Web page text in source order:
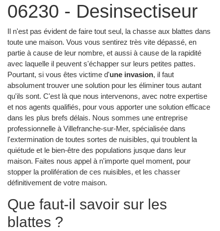
06230 - Desinsectiseur
Il n'est pas évident de faire tout seul, la chasse aux blattes dans
toute une maison. Vous vous sentirez très vite dépassé, en
partie à cause de leur nombre, et aussi à cause de la rapidité
avec laquelle il peuvent s'échapper sur leurs petites pattes.
Pourtant, si vous êtes victime d'une invasion, il faut
absolument trouver une solution pour les éliminer tous autant
qu'ils sont. C'est là que nous intervenons, avec notre expertise
et nos agents qualifiés, pour vous apporter une solution efficace
dans les plus brefs délais. Nous sommes une entreprise
professionnelle à Villefranche-sur-Mer, spécialisée dans
l'extermination de toutes sortes de nuisibles, qui troublent la
quiétude et le bien-être des populations jusque dans leur
maison. Faites nous appel à n'importe quel moment, pour
stopper la prolifération de ces nuisibles, et les chasser
définitivement de votre maison.
Que faut-il savoir sur les
blattes ?